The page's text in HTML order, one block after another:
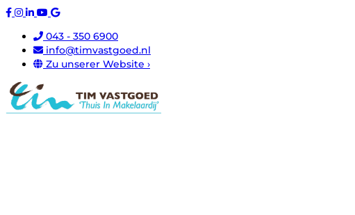
043 - 350 6900
info@timvastgoed.nl
Zu unserer Website ›